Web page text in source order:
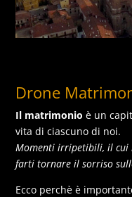
Drone
Il matrimonio è un
vita di ciascuno di noi.
Momenti irripetibili, il
farti tornare il sorriso
Ecco perchè è